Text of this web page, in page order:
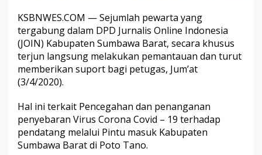
KSBNWES.COM — Sejumlah pewarta yang
tergabung dalam DPD Jurnalis Online Indonesia
(JOIN) Kabupaten Sumbawa Barat, secara khusus
terjun langsung melakukan pemantauan dan turut
memberikan suport bagi petugas, Jum’at
(3/4/2020).
Hal ini terkait Pencegahan dan penanganan
penyebaran Virus Corona Covid – 19 terhadap
pendatang melalui Pintu masuk Kabupaten
Sumbawa Barat di Poto Tano.